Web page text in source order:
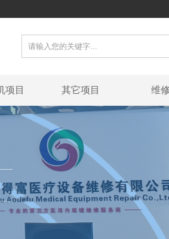
项目 其它项目 维